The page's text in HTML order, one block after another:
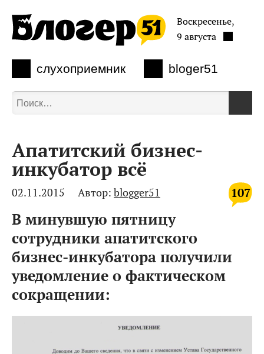
слухоприемник bloger51
Воскресенье,
9 августа
Апатитский бизнес-
инкубатор всё
107
02.11.2015 Автор: blogger51
В минувшую пятницу
сотрудники апатитского
бизнес-инкубатора получили
уведомление о фактическом
сокращении: